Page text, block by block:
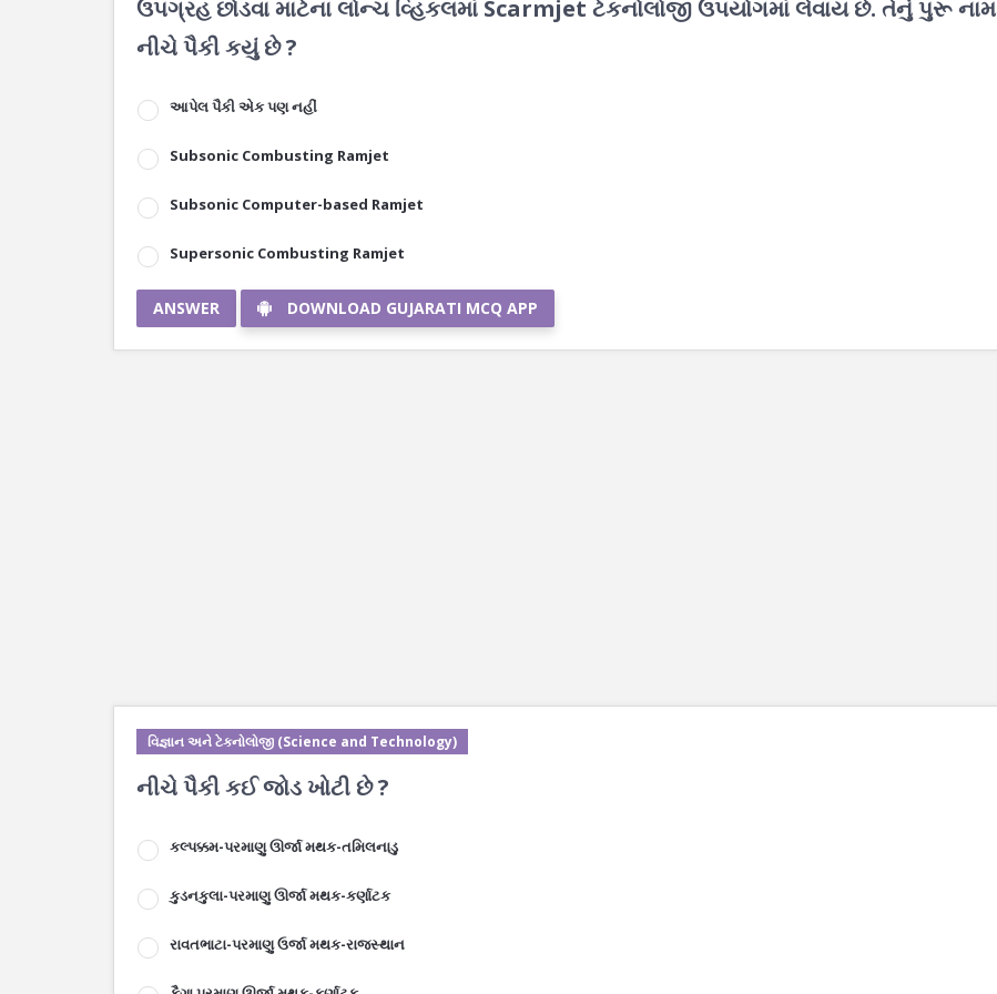
ઉપગ્રહ છોડવા માટેના લોન્ચ વ્હિકલમાં Scarmjet ટેકનોલોજી ઉપયોગમાં લેવાય છે. તેનું પુરૂ નામ
નીચે પૈકી કયું છે ?
આપેલ પૈકી એક પણ નહીં
Subsonic Combusting Ramjet
Subsonic Computer-based Ramjet
Supersonic Combusting Ramjet
ANSWER DOWNLOAD GUJARATI MCQ APP
વિજ્ઞાન અને ટેકનોલોજી (Science and Technology)
નીચે પૈકી કઈ જોડ ખોટી છે ?
કલ્પક્કમ-પરમાણુ ઊર્જા મથક-તમિલનાડુ
કુડનકુલા-પરમાણુ ઊર્જા મથક-કર્ણાટક
રાવતભાટા-પરમાણુ ઉર્જા મથક-રાજસ્થાન